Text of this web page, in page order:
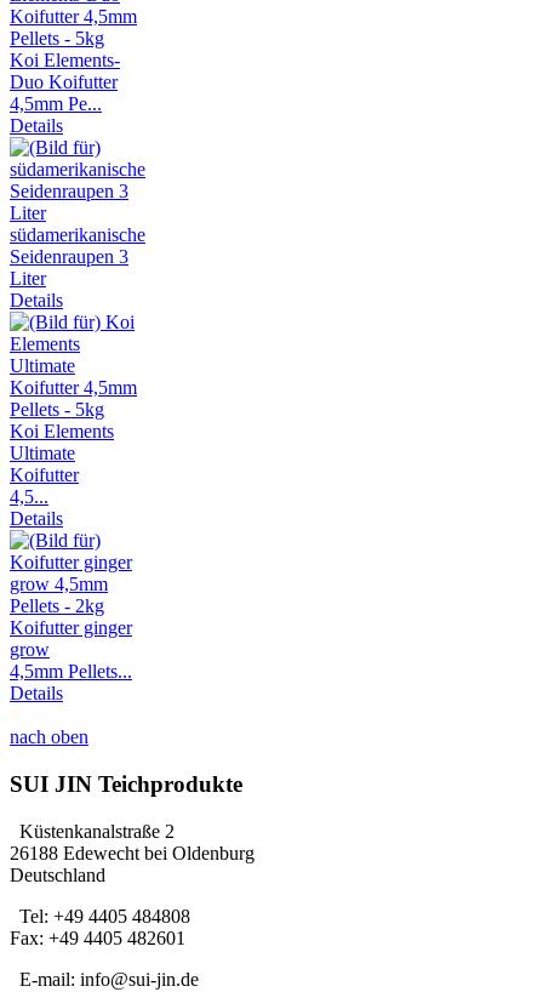
Koi Elements-
Duo Koifutter
4,5mm Pe...
Details
südamerikanische
Seidenraupen 3
Liter
Details
Koi Elements
Ultimate
Koifutter
4,5...
Details
Koifutter ginger
grow
4,5mm Pellets...
Details
nach oben
SUI JIN Teichprodukte
Küstenkanalstraße 2
26188 Edewecht bei Oldenburg
Deutschland
Tel: +49 4405 484808
Fax: +49 4405 482601
E-mail: info@sui-jin.de